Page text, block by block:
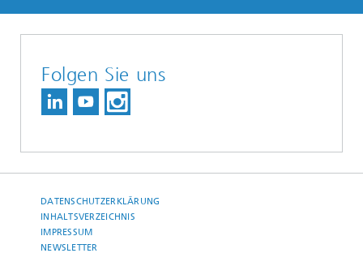
Folgen Sie uns
DATENSCHUTZERKLÄRUNG
INHALTSVERZEICHNIS
IMPRESSUM
NEWSLETTER